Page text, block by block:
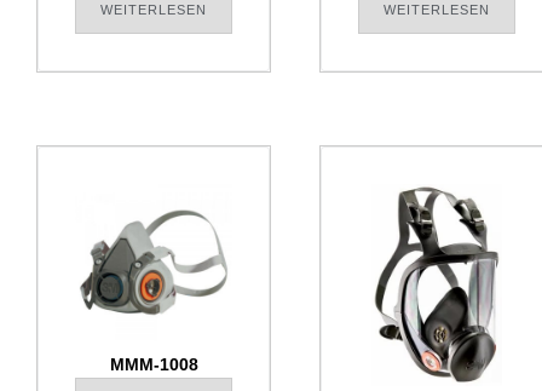
WEITERLESEN WEITERLESEN
MMM-1008